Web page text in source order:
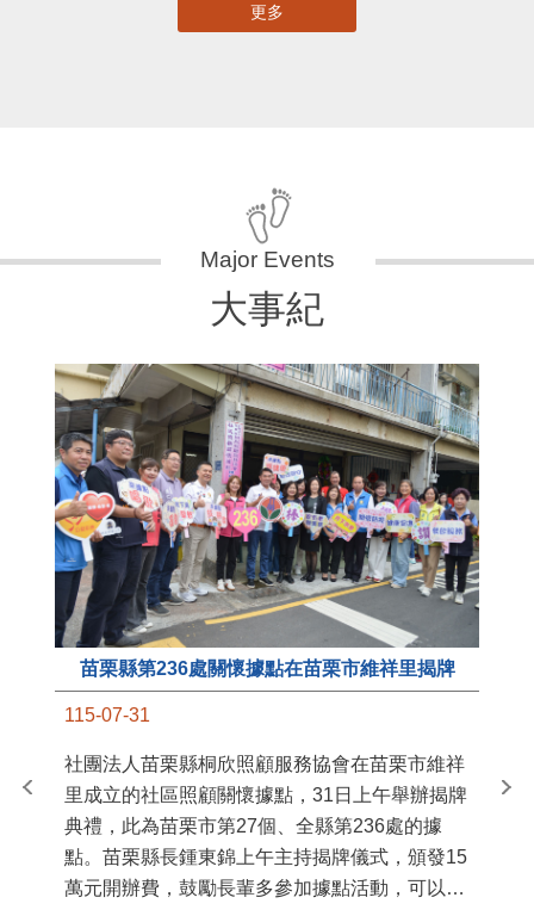
更多
大事紀
苗栗縣第236處關懷據點在苗栗市維祥里揭牌
115-07-31
社團法人苗栗縣桐欣照顧服務協會在苗栗市維祥
里成立的社區照顧關懷據點，31日上午舉辦揭牌
典禮，此為苗栗市第27個、全縣第236處的據
點。苗栗縣長鍾東錦上午主持揭牌儀式，頒發15
萬元開辦費，鼓勵長輩多參加據點活動，可以更
苗